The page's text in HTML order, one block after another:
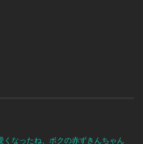
くなったね、ボクの赤ずきんちゃん